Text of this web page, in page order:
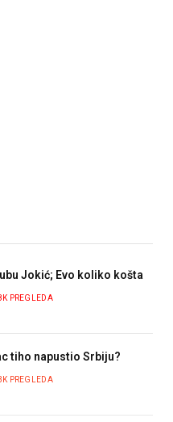
Jokić; Evo koliko košta
PREGLEDA
tiho napustio Srbiju?
PREGLEDA